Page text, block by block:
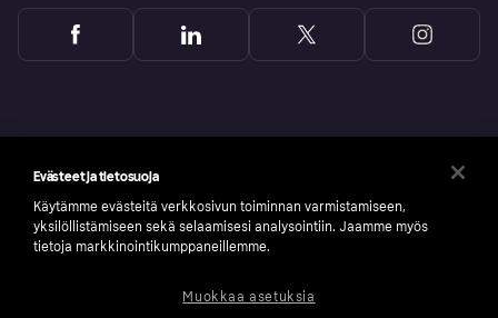
Evästeet ja tietosuoja
Käytämme evästeitä verkkosivun toiminnan varmistamiseen,
yksilöllistämiseen sekä selaamisesi analysointiin. Jaamme myös
tietoja markkinointikumppaneillemme.
Muokkaa asetuksia